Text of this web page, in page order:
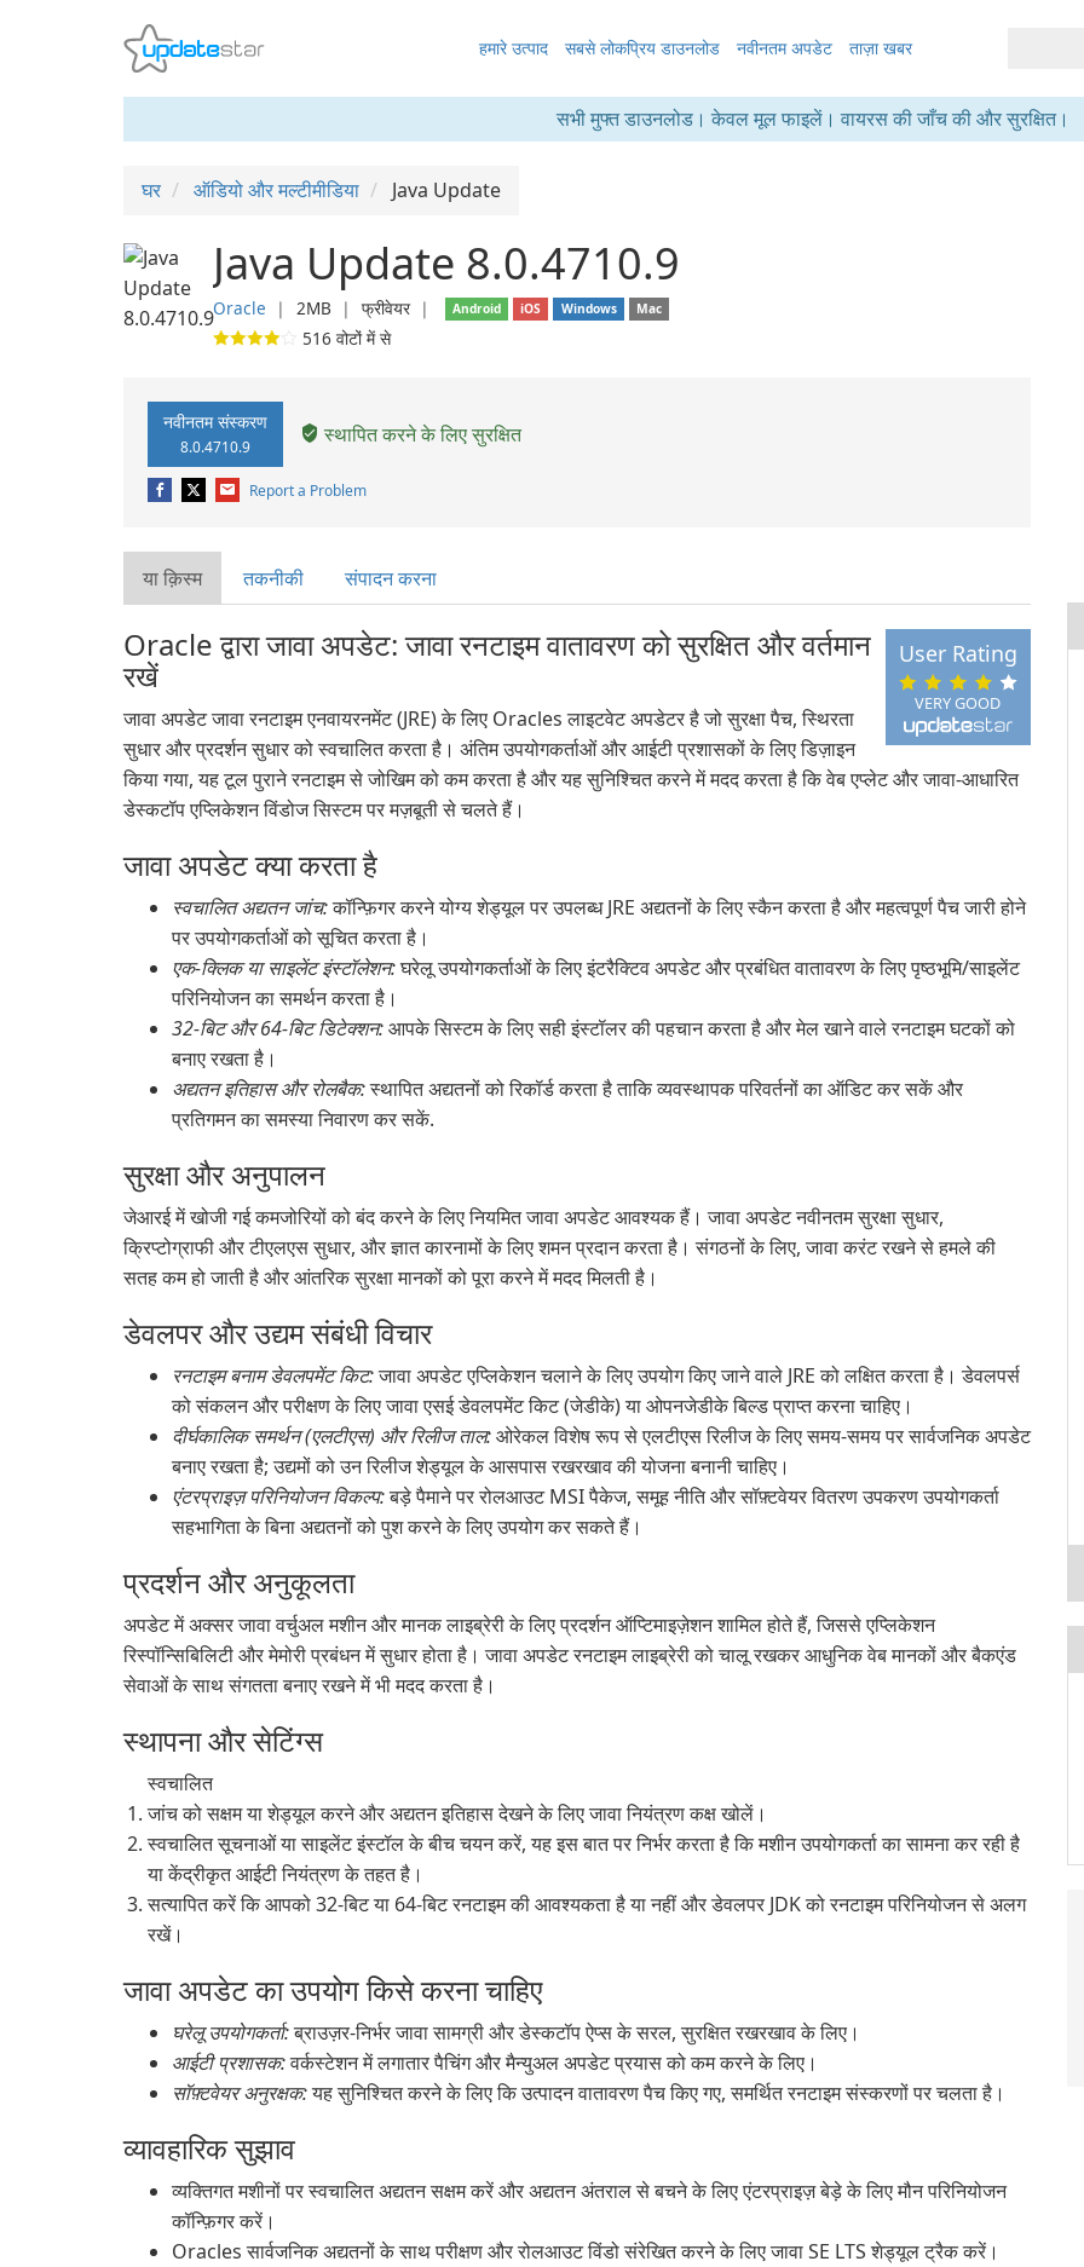
हमारे उत्पाद सबसे लोकप्रिय डाउनलोड नवीनतम अपडेट ताज़ा खबर
सभी मुफ्त डाउनलोड। केवल मूल फाइलें। वायरस की जाँच की और सुरक्षित।
घर ऑडियो और मल्टीमीडिया Java Update
Java Update 8.0.4710.9
Oracle ❘ 2MB ❘ फ्रीवेयर ❘ Android iOS Windows Mac
516 वोटों में से
नवीनतम संस्करण
8.0.4710.9 स्थापित करने के लिए सुरक्षित
Report a Problem
या क़िस्‍म तकनीकी संपादन करना
VERY GOOD
User Rating
Oracle द्वारा जावा अपडेट: जावा रनटाइम वातावरण को सुरक्षित और वर्तमान
रखें
जावा अपडेट जावा रनटाइम एनवायरनमेंट (JRE) के लिए Oracles लाइटवेट अपडेटर है जो सुरक्षा पैच, स्थिरता
सुधार और प्रदर्शन सुधार को स्वचालित करता है। अंतिम उपयोगकर्ताओं और आईटी प्रशासकों के लिए डिज़ाइन
किया गया, यह टूल पुराने रनटाइम से जोखिम को कम करता है और यह सुनिश्चित करने में मदद करता है कि वेब एप्लेट और जावा-आधारित
डेस्कटॉप एप्लिकेशन विंडोज सिस्टम पर मज़बूती से चलते हैं।
जावा अपडेट क्या करता है
स्वचालित अद्यतन जांच:कॉन्फ़िगर करने योग्य शेड्यूल पर उपलब्ध JRE अद्यतनों के लिए स्कैन करता है और महत्वपूर्ण पैच जारी होने
पर उपयोगकर्ताओं को सूचित करता है।
एक-क्लिक या साइलेंट इंस्टॉलेशन:घरेलू उपयोगकर्ताओं के लिए इंटरैक्टिव अपडेट और प्रबंधित वातावरण के लिए पृष्ठभूमि/साइलेंट
परिनियोजन का समर्थन करता है।
32-बिट और 64-बिट डिटेक्शन:आपके सिस्टम के लिए सही इंस्टॉलर की पहचान करता है और मेल खाने वाले रनटाइम घटकों को
बनाए रखता है।
अद्यतन इतिहास और रोलबैक:स्थापित अद्यतनों को रिकॉर्ड करता है ताकि व्यवस्थापक परिवर्तनों का ऑडिट कर सकें और
प्रतिगमन का समस्या निवारण कर सकें.
सुरक्षा और अनुपालन
जेआरई में खोजी गई कमजोरियों को बंद करने के लिए नियमित जावा अपडेट आवश्यक हैं। जावा अपडेट नवीनतम सुरक्षा सुधार,
क्रिप्टोग्राफी और टीएलएस सुधार, और ज्ञात कारनामों के लिए शमन प्रदान करता है। संगठनों के लिए, जावा करंट रखने से हमले की
सतह कम हो जाती है और आंतरिक सुरक्षा मानकों को पूरा करने में मदद मिलती है।
डेवलपर और उद्यम संबंधी विचार
रनटाइम बनाम डेवलपमेंट किट:जावा अपडेट एप्लिकेशन चलाने के लिए उपयोग किए जाने वाले JRE को लक्षित करता है। डेवलपर्स
को संकलन और परीक्षण के लिए जावा एसई डेवलपमेंट किट (जेडीके) या ओपनजेडीके बिल्ड प्राप्त करना चाहिए।
दीर्घकालिक समर्थन (एलटीएस) और रिलीज ताल:ओरेकल विशेष रूप से एलटीएस रिलीज के लिए समय-समय पर सार्वजनिक अपडेट
बनाए रखता है; उद्यमों को उन रिलीज शेड्यूल के आसपास रखरखाव की योजना बनानी चाहिए।
एंटरप्राइज़ परिनियोजन विकल्प:बड़े पैमाने पर रोलआउट MSI पैकेज, समूह नीति और सॉफ़्टवेयर वितरण उपकरण उपयोगकर्ता
सहभागिता के बिना अद्यतनों को पुश करने के लिए उपयोग कर सकते हैं।
प्रदर्शन और अनुकूलता
अपडेट में अक्सर जावा वर्चुअल मशीन और मानक लाइब्रेरी के लिए प्रदर्शन ऑप्टिमाइज़ेशन शामिल होते हैं, जिससे एप्लिकेशन
रिस्पॉन्सिबिलिटी और मेमोरी प्रबंधन में सुधार होता है। जावा अपडेट रनटाइम लाइब्रेरी को चालू रखकर आधुनिक वेब मानकों और बैकएंड
सेवाओं के साथ संगतता बनाए रखने में भी मदद करता है।
स्थापना और सेटिंग्स
स्वचालित
जांच को सक्षम या शेड्यूल करने और अद्यतन इतिहास देखने के लिए जावा नियंत्रण कक्ष खोलें।
स्वचालित सूचनाओं या साइलेंट इंस्टॉल के बीच चयन करें, यह इस बात पर निर्भर करता है कि मशीन उपयोगकर्ता का सामना कर रही है
या केंद्रीकृत आईटी नियंत्रण के तहत है।
सत्यापित करें कि आपको 32-बिट या 64-बिट रनटाइम की आवश्यकता है या नहीं और डेवलपर JDK को रनटाइम परिनियोजन से अलग
रखें।
जावा अपडेट का उपयोग किसे करना चाहिए
घरेलू उपयोगकर्ता:ब्राउज़र-निर्भर जावा सामग्री और डेस्कटॉप ऐप्स के सरल, सुरक्षित रखरखाव के लिए।
आईटी प्रशासक:वर्कस्टेशन में लगातार पैचिंग और मैन्युअल अपडेट प्रयास को कम करने के लिए।
सॉफ़्टवेयर अनुरक्षक:यह सुनिश्चित करने के लिए कि उत्पादन वातावरण पैच किए गए, समर्थित रनटाइम संस्करणों पर चलता है।
व्यावहारिक सुझाव
व्यक्तिगत मशीनों पर स्वचालित अद्यतन सक्षम करें और अद्यतन अंतराल से बचने के लिए एंटरप्राइज़ बेड़े के लिए मौन परिनियोजन
कॉन्फ़िगर करें।
Oracles सार्वजनिक अद्यतनों के साथ परीक्षण और रोलआउट विंडो संरेखित करने के लिए जावा SE LTS शेड्यूल ट्रैक करें।